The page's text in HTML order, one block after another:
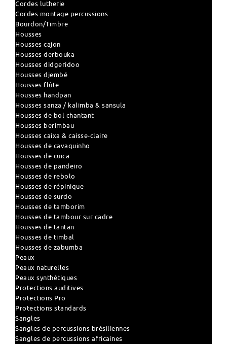
Cordes lutherie
Cordes montage percussions
Bourdon/Timbre
Housses
Housses cajon
Housses derbouka
Housses didgeridoo
Housses djembé
Housses flûte
Housses handpan
Housses sanza / kalimba & sansula
Housses de bol chantant
Housses berimbau
Housses caixa & caisse-claire
Housses de cavaquinho
Housses de cuica
Housses de pandeiro
Housses de rebolo
Housses de répinique
Housses de surdo
Housses de tamborim
Housses de tambour sur cadre
Housses de tantan
Housses de timbal
Housses de zabumba
Peaux
Peaux naturelles
Peaux synthétiques
Protections auditives
Protections Pro
Protections standards
Sangles
Sangles de percussions brésiliennes
Sangles de percussions africaines